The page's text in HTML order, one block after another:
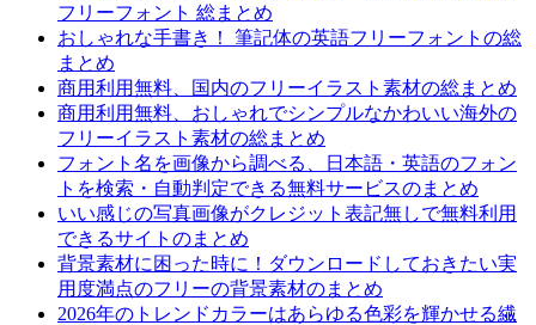
フリーフォント 総まとめ
おしゃれな手書き！ 筆記体の英語フリーフォントの総
まとめ
商用利用無料、国内のフリーイラスト素材の総まとめ
商用利用無料、おしゃれでシンプルなかわいい海外の
フリーイラスト素材の総まとめ
フォント名を画像から調べる、日本語・英語のフォン
トを検索・自動判定できる無料サービスのまとめ
いい感じの写真画像がクレジット表記無しで無料利用
できるサイトのまとめ
背景素材に困った時に！ダウンロードしておきたい実
用度満点のフリーの背景素材のまとめ
2026年のトレンドカラーはあらゆる色彩を輝かせる繊